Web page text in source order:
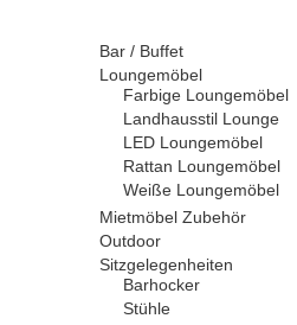
Bar / Buffet
Loungemöbel
Farbige Loungemöbel
Landhausstil Lounge
LED Loungemöbel
Rattan Loungemöbel
Weiße Loungemöbel
Mietmöbel Zubehör
Outdoor
Sitzgelegenheiten
Barhocker
Stühle